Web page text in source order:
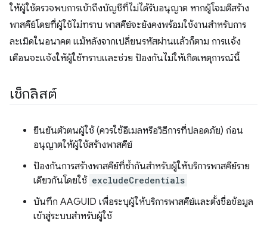
ให้ผู้ใช้ตรวจพบการเข้าถึงบัญชีที่ไม่ได้รับอนุญาต หากผู้โจมตีสร้าง
พาสคีย์โดยที่ผู้ใช้ไม่ทราบ พาสคีย์จะยังคงพร้อมใช้งานสำหรับการ
ละเมิดในอนาคต แม้หลังจากเปลี่ยนรหัสผ่านแล้วก็ตาม การแจ้ง
เตือนจะแจ้งให้ผู้ใช้ทราบและช่วย ป้องกันไม่ให้เกิดเหตุการณ์นี้
เช็กลิสต์
ยืนยันตัวตนผู้ใช้ (ควรใช้อีเมลหรือวิธีการที่ปลอดภัย) ก่อน
อนุญาตให้ผู้ใช้สร้างพาสคีย์
ป้องกันการสร้างพาสคีย์ที่ซ้ำกันสำหรับผู้ให้บริการพาสคีย์ราย
เดียวกันโดยใช้ excludeCredentials
บันทึก AAGUID เพื่อระบุผู้ให้บริการพาสคีย์และตั้งชื่อข้อมูล
เข้าสู่ระบบสำหรับผู้ใช้